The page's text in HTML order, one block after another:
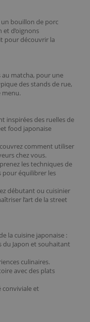
un bouillon de porc
d’oignons
pour découvrir la
au matcha, pour une
des stands de rue,
menu.
inspirées des ruelles de
food japonaise
comment utiliser
chez vous.
les techniques de
pour équilibrer les
débutant ou cuisinier
l’art de la street
la cuisine japonaise :
du Japon et souhaitant
culinaires.
avec des plats
conviviale et